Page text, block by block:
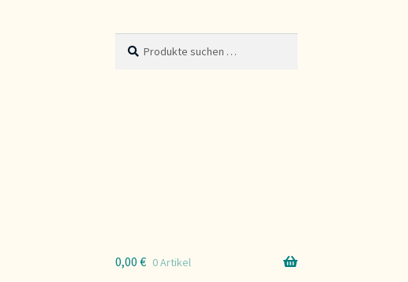
nach:
0,00 € 0 Artikel